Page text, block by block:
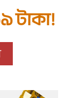
টাকা!